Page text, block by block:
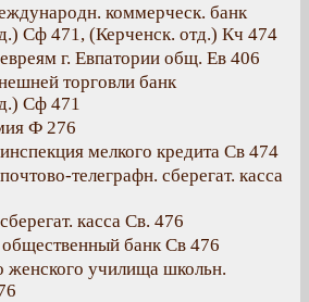
коммерческ. банк
Сф 471, (Керченск. отд.) Кч 474
г. Евпатории общ. Ев 406
торговли банк
Сф 471
Ф 276
мелкого кредита Св 474
телеграфн. сберегат. касса
касса Св. 476
банк Св 476
женского училища школьн.